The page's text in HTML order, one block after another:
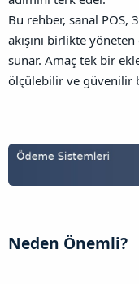
a
Bu rehber, sanal POS,
akışını birlikte
sunar. Amaç tek bir
ölçülebilir ve güvenilir
Neden Önemli?​